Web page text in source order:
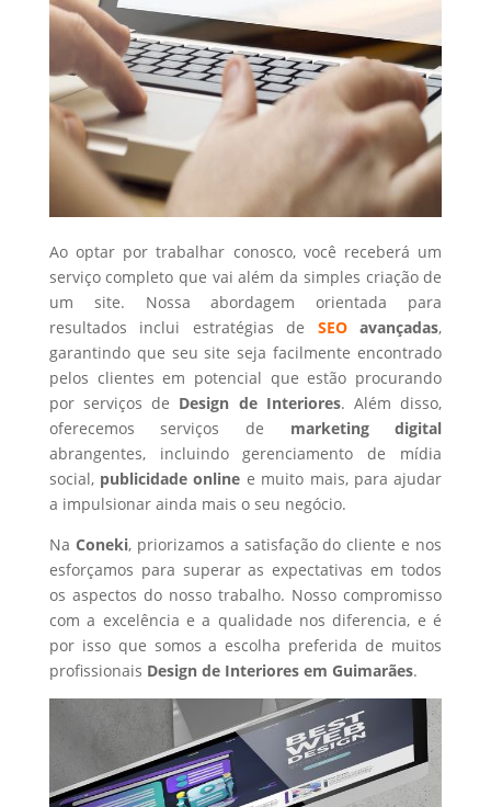
Ao optar por trabalhar conosco, você receberá um
serviço completo que vai além da simples criação de
um site. Nossa abordagem orientada para
resultados inclui estratégias de SEOavançadas,
garantindo que seu site seja facilmente encontrado
pelos clientes em potencial que estão procurando
por serviços de Design de Interiores. Além disso,
oferecemos serviços de marketing digital
abrangentes, incluindo gerenciamento de mídia
social, publicidade online e muito mais, para ajudar
a impulsionar ainda mais o seu negócio.
Na Coneki, priorizamos a satisfação do cliente e nos
esforçamos para superar as expectativas em todos
os aspectos do nosso trabalho. Nosso compromisso
com a excelência e a qualidade nos diferencia, e é
por isso que somos a escolha preferida de muitos
profissionais Design de Interioresem Guimarães.